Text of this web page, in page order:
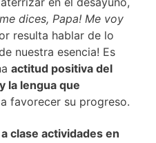
me dices, Papa! Me voy
resulta hablar de lo
nuestra esencia! Es
actitud positiva del
la lengua que
favorecer su progreso.
clase actividades en